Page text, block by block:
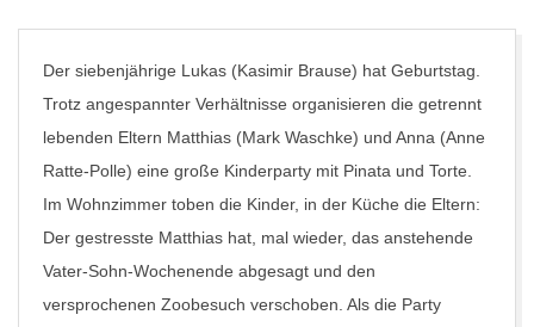
Der siebenjährige Lukas (Kasimir Brause) hat Geburtstag.
Trotz angespannter Verhältnisse organisieren die getrennt
lebenden Eltern Matthias (Mark Waschke) und Anna (Anne
Ratte-Polle) eine große Kinderparty mit Pinata und Torte.
Im Wohnzimmer toben die Kinder, in der Küche die Eltern:
Der gestresste Matthias hat, mal wieder, das anstehende
Vater-Sohn-Wochenende abgesagt und den
versprochenen Zoobesuch verschoben. Als die Party